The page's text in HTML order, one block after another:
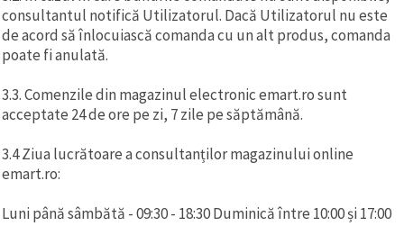
consultantul notifică Utilizatorul. Dacă Utilizatorul nu este
de acord să înlocuiască comanda cu un alt produs, comanda
poate fi anulată.
3.3. Comenzile din magazinul electronic emart.ro sunt
acceptate 24 de ore pe zi, 7 zile pe săptămână.
3.4 Ziua lucrătoare a consultanților magazinului online
emart.ro:
Luni până sâmbătă - 09:30 - 18:30 Duminică între 10:00 și 17:00